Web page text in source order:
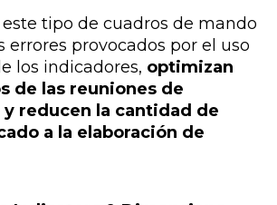
tipo de cuadros de mando
errores provocados por el uso
los indicadores, optimizan
de las reuniones de
reducen la cantidad de
a la elaboración de